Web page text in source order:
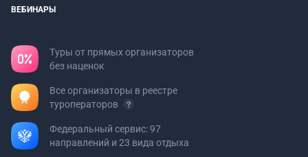
ВЕБИНАРЫ
Туры от прямых организаторов
без наценок
Все организаторы в реестре
туроператоров
Федеральный сервис: 97
направлений и 23 вида отдыха